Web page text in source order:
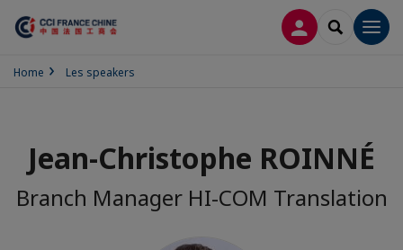
LOG INSEARCH
Home Les speakers
Jean-Christophe ROINNÉ
Branch Manager HI-COM Translation